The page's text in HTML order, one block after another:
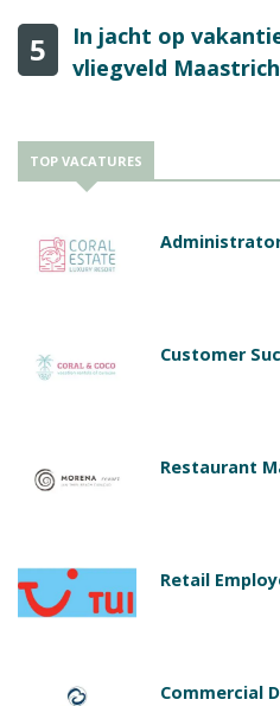
5
In jacht op
vliegveld
TOP VACATURES
Customer
Restaurant
Retail
Commercial